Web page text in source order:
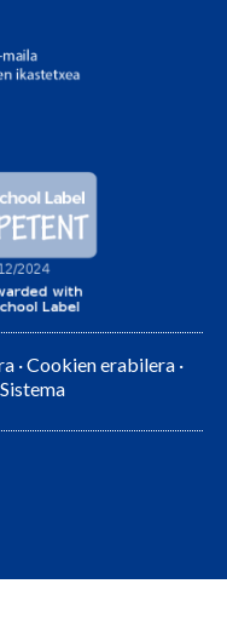
·Cookien erabilera ·